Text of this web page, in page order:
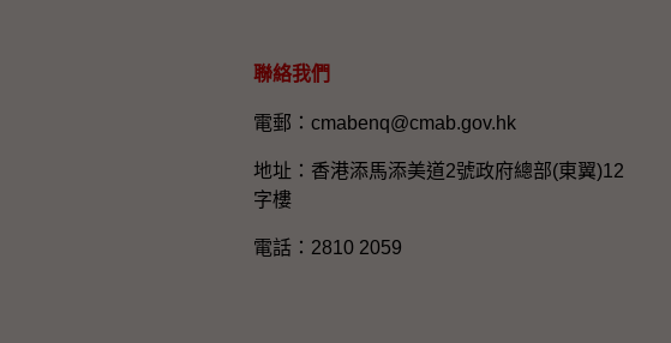
聯絡我們
電郵：cmabenq@cmab.gov.hk​
地址：香港添馬添美道2號政府總部(東翼)12
字樓
電話：2810 2059